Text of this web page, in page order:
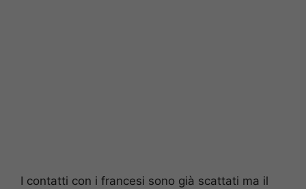
I contatti con i francesi sono già scattati ma il